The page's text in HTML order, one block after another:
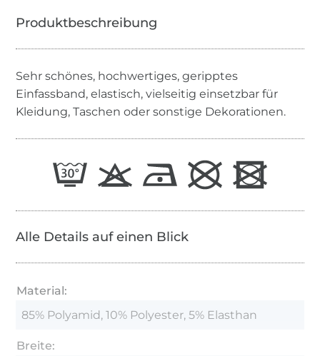
Sehr schönes, hochwertiges, geripptes
Einfassband, elastisch, vielseitig einsetzbar für
Kleidung, Taschen oder sonstige Dekorationen.
Alle Details auf einen Blick
Material:
85% Polyamid, 10% Polyester, 5% Elasthan
Breite: